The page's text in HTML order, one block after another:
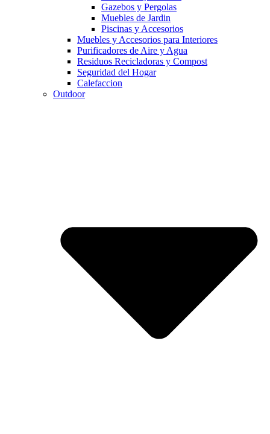
Gazebos y Pergolas
Muebles de Jardin
Piscinas y Accesorios
Muebles y Accesorios para Interiores
Purificadores de Aire y Agua
Residuos Recicladoras y Compost
Seguridad del Hogar
Calefaccion
Outdoor